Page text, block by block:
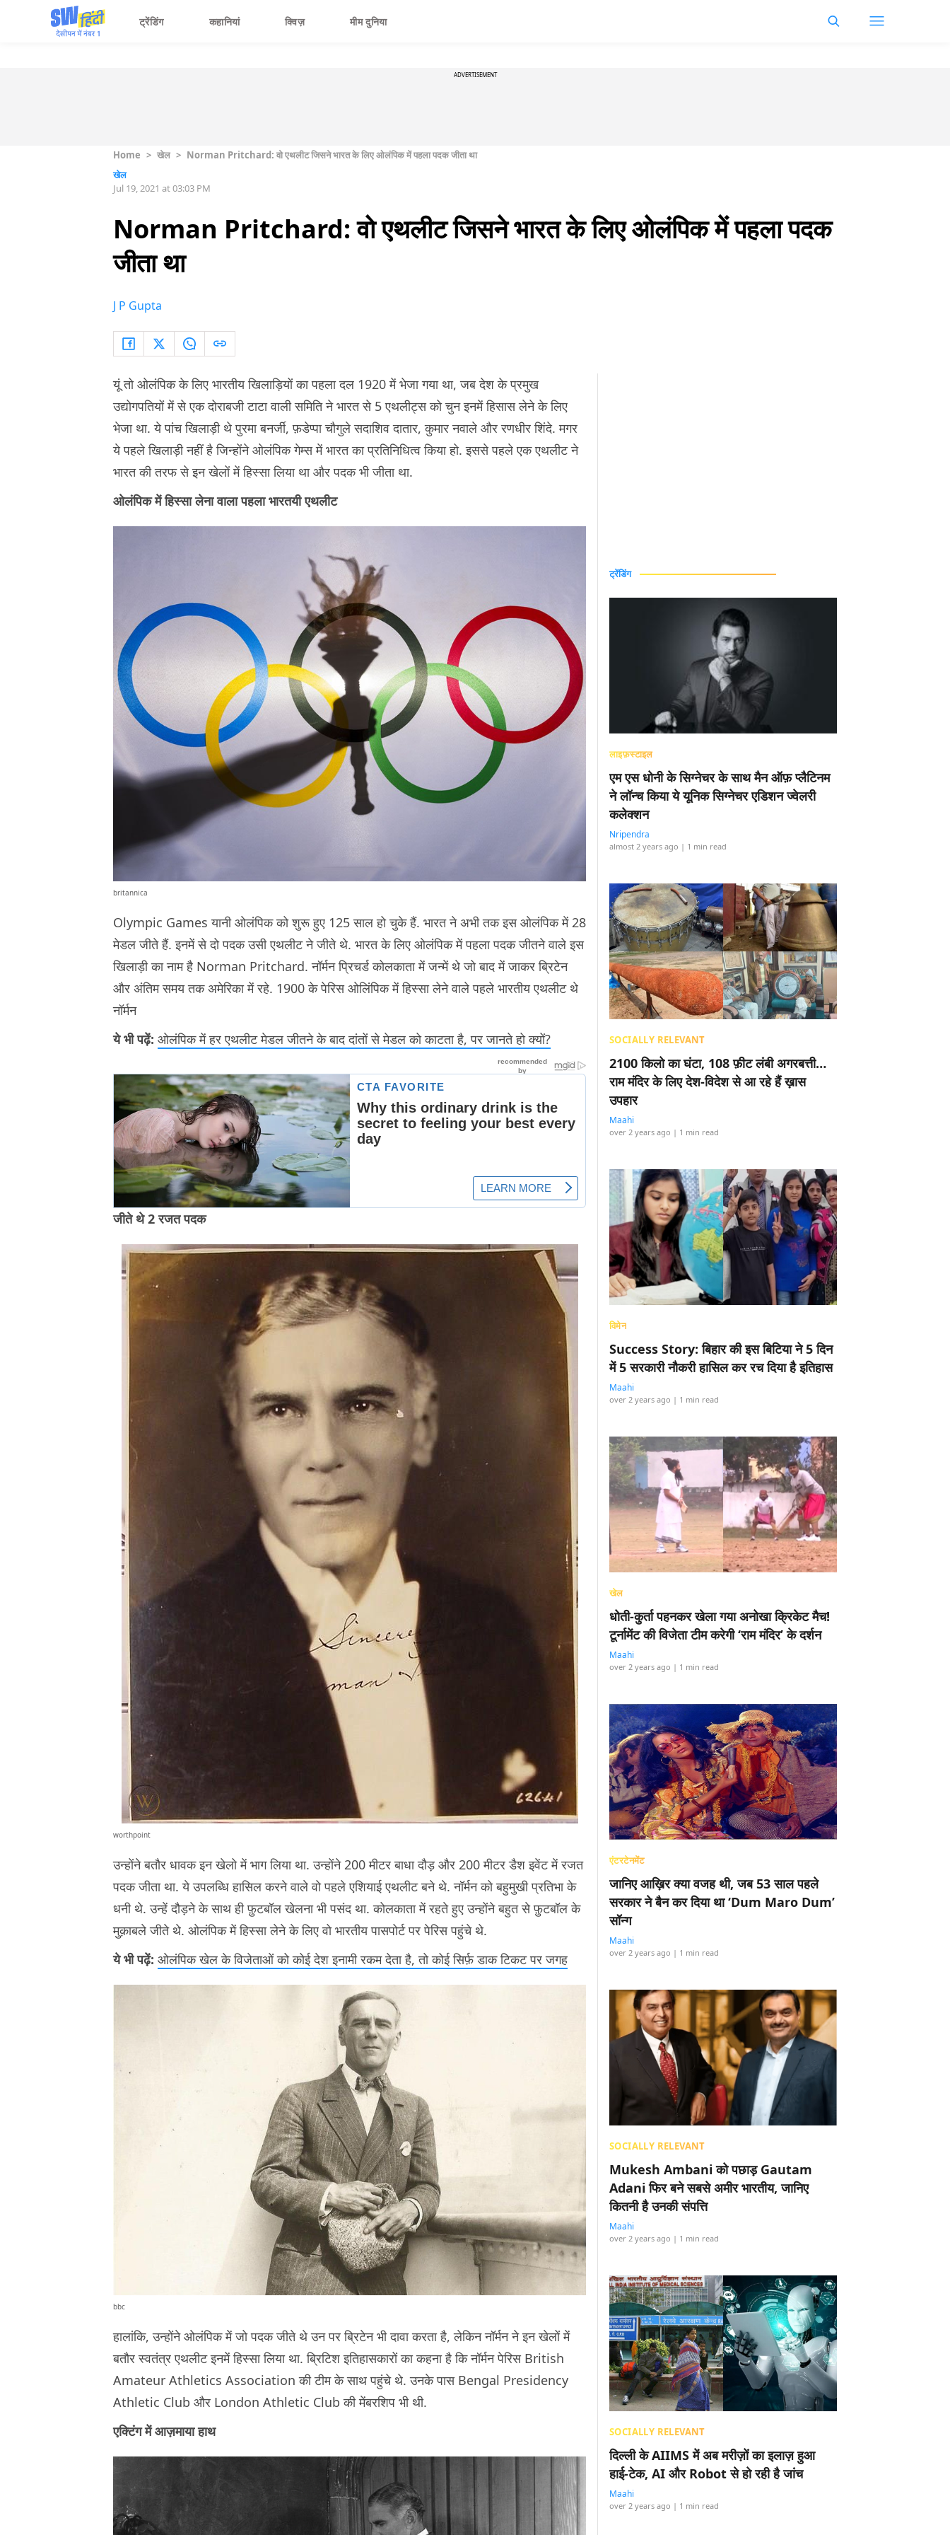
ट्रेंडिंग कहानियां क्विज़ मीम दुनिया
ADVERTISEMENT
Home > खेल > Norman Pritchard: वो एथलीट जिसने भारत के लिए ओलंपिक में पहला पदक जीता था
खेल
Jul 19, 2021 at 03:03 PM
Norman Pritchard: वो एथलीट जिसने भारत के लिए ओलंपिक में पहला पदक
जीता था
J P Gupta
यूं तो ओलंपिक के लिए भारतीय खिलाड़ियों का पहला दल 1920 में भेजा गया था, जब देश के प्रमुख
उद्योगपतियों में से एक दोराबजी टाटा वाली समिति ने भारत से 5 एथलीट्स को चुन इनमें हिसास लेने के लिए
भेजा था. ये पांच खिलाड़ी थे पुरमा बनर्जी, फ़डेप्पा चौगुले सदाशिव दातार, कुमार नवाले और रणधीर शिंदे. मगर
ये पहले खिलाड़ी नहीं है जिन्होंने ओलंपिक गेम्स में भारत का प्रतिनिधित्व किया हो. इससे पहले एक एथलीट ने
भारत की तरफ से इन खेलों में हिस्सा लिया था और पदक भी जीता था.
ओलंपिक में हिस्सा लेना वाला पहला भारतयी एथलीट
britannica
Olympic Games यानी ओलंपिक को शुरू हुए 125 साल हो चुके हैं. भारत ने अभी तक इस ओलंपिक में 28
मेडल जीते हैं. इनमें से दो पदक उसी एथलीट ने जीते थे. भारत के लिए ओलंपिक में पहला पदक जीतने वाले इस
खिलाड़ी का नाम है Norman Pritchard. नॉर्मन प्रिचर्ड कोलकाता में जन्में थे जो बाद में जाकर ब्रिटेन
और अंतिम समय तक अमेरिका में रहे. 1900 के पेरिस ओलिंपिक में हिस्सा लेने वाले पहले भारतीय एथलीट थे
नॉर्मन
ये भी पढ़ें: ओलंपिक में हर एथलीट मेडल जीतने के बाद दांतों से मेडल को काटता है, पर जानते हो क्यों?
जीते थे 2 रजत पदक
worthpoint
उन्होंने बतौर धावक इन खेलो में भाग लिया था. उन्होंने 200 मीटर बाधा दौड़ और 200 मीटर डैश इवेंट में रजत
पदक जीता था. ये उपलब्धि हासिल करने वाले वो पहले एशियाई एथलीट बने थे. नॉर्मन को बहुमुखी प्रतिभा के
धनी थे. उन्हें दौड़ने के साथ ही फ़ुटबॉल खेलना भी पसंद था. कोलकाता में रहते हुए उन्होंने बहुत से फ़ुटबॉल के
मुक़ाबले जीते थे. ओलंपिक में हिस्सा लेने के लिए वो भारतीय पासपोर्ट पर पेरिस पहुंचे थे.
ये भी पढ़ें: ओलंपिक खेल के विजेताओं को कोई देश इनामी रकम देता है, तो कोई सिर्फ़ डाक टिकट पर जगह
bbc
हालांकि, उन्होंने ओलंपिक में जो पदक जीते थे उन पर ब्रिटेन भी दावा करता है, लेकिन नॉर्मन ने इन खेलों में
बतौर स्वतंत्र एथलीट इनमें हिस्सा लिया था. ब्रिटिश इतिहासकारों का कहना है कि नॉर्मन पेरिस British
Amateur Athletics Association की टीम के साथ पहुंचे थे. उनके पास Bengal Presidency
Athletic Club और London Athletic Club की मेंबरशिप भी थी.
एक्टिंग में आज़माया हाथ
ट्रेंडिंग
लाइफ़स्टाइल
एम एस धोनी के सिग्नेचर के साथ मैन ऑफ़ प्लैटिनम
ने लॉन्च किया ये यूनिक सिग्नेचर एडिशन ज्वेलरी
कलेक्शन
Nripendra
almost 2 years ago | 1 min read
SOCIALLY RELEVANT
2100 किलो का घंटा, 108 फ़ीट लंबी अगरबत्ती…
राम मंदिर के लिए देश-विदेश से आ रहे हैं ख़ास
उपहार
Maahi
over 2 years ago | 1 min read
विमेन
Success Story: बिहार की इस बिटिया ने 5 दिन
में 5 सरकारी नौकरी हासिल कर रच दिया है इतिहास
Maahi
over 2 years ago | 1 min read
खेल
धोती-कुर्ता पहनकर खेला गया अनोखा क्रिकेट मैच!
टूर्नामेंट की विजेता टीम करेगी ‘राम मंदिर’ के दर्शन
Maahi
over 2 years ago | 1 min read
एंटरटेनमेंट
जानिए आख़िर क्या वजह थी, जब 53 साल पहले
सरकार ने बैन कर दिया था ‘Dum Maro Dum’
सॉन्ग
Maahi
over 2 years ago | 1 min read
SOCIALLY RELEVANT
Mukesh Ambani को पछाड़ Gautam
Adani फिर बने सबसे अमीर भारतीय, जानिए
कितनी है उनकी संपत्ति
Maahi
over 2 years ago | 1 min read
SOCIALLY RELEVANT
दिल्ली के AIIMS में अब मरीज़ों का इलाज़ हुआ
हाई-टेक, AI और Robot से हो रही है जांच
Maahi
over 2 years ago | 1 min read